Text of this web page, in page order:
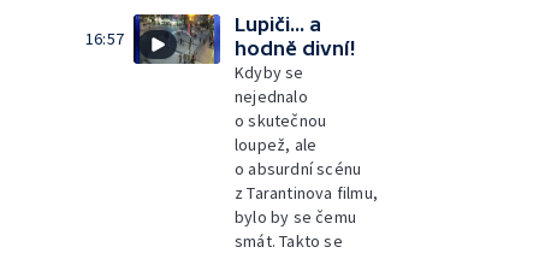
16:57
Lupiči... a
hodně divní!
Kdyby se
nejednalo
o skutečnou
loupež, ale
o absurdní scénu
z Tarantinova filmu,
bylo by se čemu
smát. Takto se